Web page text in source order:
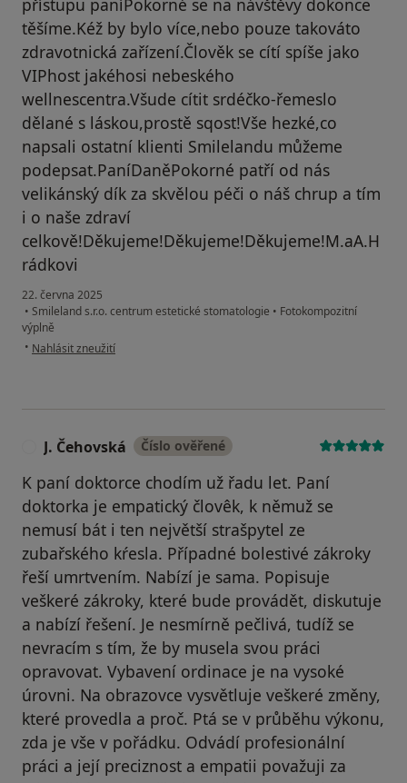
přístupu paníPokorné se na návštěvy dokonce
těšíme.Kéž by bylo více,nebo pouze takováto
zdravotnická zařízení.Člověk se cítí spíše jako
VIPhost jakéhosi nebeského
wellnescentra.Všude cítit srdéčko-řemeslo
dělané s láskou,prostě sqost!Vše hezké,co
napsali ostatní klienti Smilelandu můžeme
podepsat.PaníDaněPokorné patří od nás
velikánský dík za skvělou péči o náš chrup a tím
i o naše zdraví
celkově!Děkujeme!Děkujeme!Děkujeme!M.aA.H
rádkovi
22. června 2025
• Smileland s.r.o. centrum estetické stomatologie • Fotokompozitní
výplně
• podle názoru uživatele M.a A. Hrádkovi
Nahlásit zneužití
J. Čehovská Číslo ověřené
K paní doktorce chodím už řadu let. Paní
doktorka je empatický človêk, k němuž se
nemusí bát i ten největší strašpytel ze
zubařského kŕesla. Případné bolestivé zákroky
řeší umrtvením. Nabízí je sama. Popisuje
veškeré zákroky, které bude provádět, diskutuje
a nabízí řešení. Je nesmírně pečlivá, tudíž se
nevracím s tím, že by musela svou práci
opravovat. Vybavení ordinace je na vysoké
úrovni. Na obrazovce vysvětluje veškeré změny,
které provedla a proč. Ptá se v průběhu výkonu,
zda je vše v pořádku. Odvádí profesionální
práci a její preciznost a empatii považuji za